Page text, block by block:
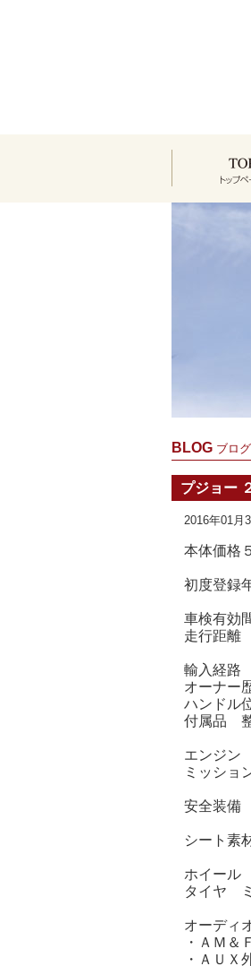
BLOG ブログ
プジョー
2016年01月
本体価格
初度登録
車検有効
走行距離
輸入経路
オーナー
ハンドル
付属品
エンジン
ミッショ
安全装
シート素
ホイール
タイヤ
オーディ
・ＡＭ＆
・ＡＵＸ